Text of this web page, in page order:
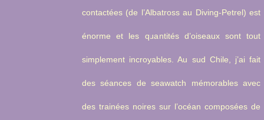
contactées (de l’Albatross au Diving-Petrel) est
énorme et les quantités d’oiseaux sont tout
simplement incroyables. Au sud Chile, j’ai fait
des séances de seawatch mémorables avec
des trainées noires sur l’océan composées de